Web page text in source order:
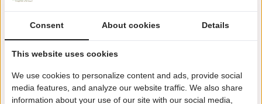
Kinder rücksichtslos und viel zu schnell über das Gelände
und sich dabei schwer verletzte. Für die Zukunft
wünschen wir uns, dass das Tempolimit von 5 km/h
konsequent eingehalten und streng kontrolliert wird. Aus
Consent About cookies Details
This website uses cookies
We use cookies to personalize content and ads, provide social
media features, and analyze our website traffic. We also share
information about your use of our site with our social media,